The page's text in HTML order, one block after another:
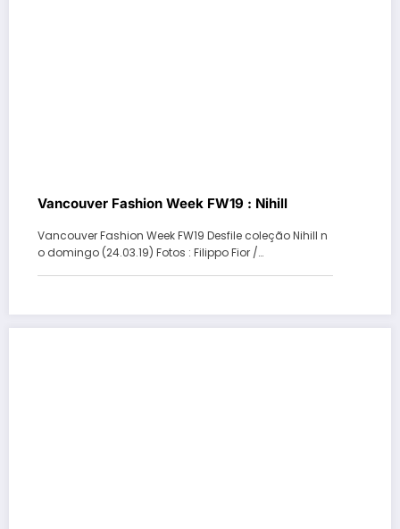
Vancouver Fashion Week FW19 : Nihill
Vancouver Fashion Week FW19 Desfile coleção Nihill n
o domingo (24.03.19) Fotos : Filippo Fior /…